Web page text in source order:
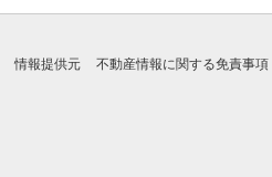
情報提供元 不動産情報に関する免責事項